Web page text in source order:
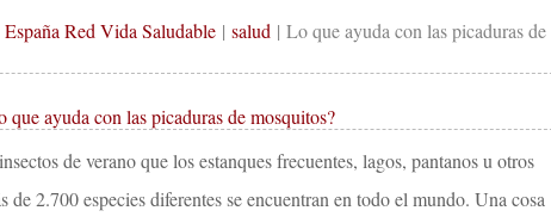
España Red Vida Saludable | salud | Lo que ayuda con las picaduras de
que ayuda con las picaduras de mosquitos?
de verano que los estanques frecuentes, lagos, pantanos u otros
de 2.700 especies diferentes se encuentran en todo el mundo. Una cosa